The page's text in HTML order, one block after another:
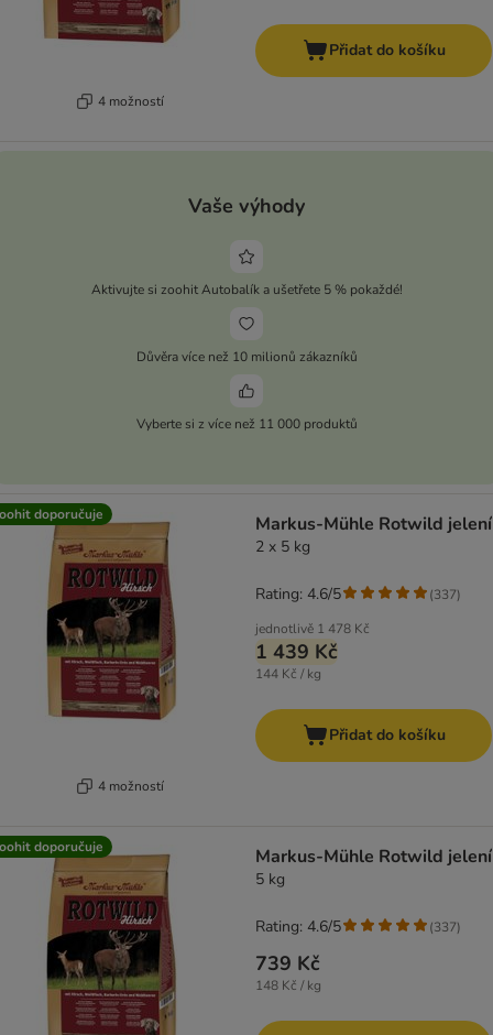
4 možností
Přidat do košíku
Vaše výhody
Aktivujte si zoohit Autobalík a ušetřete 5 % pokaždé!
Důvěra více než 10 milionů zákazníků
Vyberte si z více než 11 000 produktů
doporučuje
4 možností
Markus-Mühle Rotwild jelení
2 x 5 kg
jednotlivě 1 478 Kč
1 439 Kč
144 Kč / kg
Rating: 4.6/5 (337)
Přidat do košíku
doporučuje Markus-Mühle Rotwild jelení
5 kg
739 Kč
148 Kč / kg
Rating: 4.6/5 (337)